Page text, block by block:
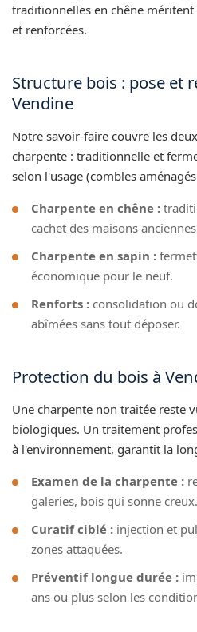
traditionnelles en chêne
et renforcées.
Structure bois : pose et
Vendine
Notre savoir-faire couvre les
charpente : traditionnelle et
selon l'usage (combles
Charpente en chêne :
cachet des maisons
Charpente en sapin :
économique pour le neuf.
Renforts : consolidation ou
abîmées sans tout déposer.
Protection du bois à
Une charpente non traitée reste
biologiques. Un traitement
à l'environnement, garantit la
Examen de la charpente :
galeries, bois qui sonne creux.
Curatif ciblé : injection et
zones attaquées.
Préventif longue durée :
ans ou plus selon les